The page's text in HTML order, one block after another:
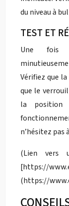
du niveau à
TEST ET
Une fois
Vérifiez que
que le
la position
n’hésitez pas
(Lien vers
[https://
(https://